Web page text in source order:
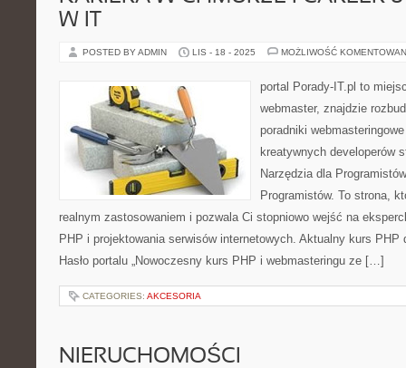
W IT
POSTED BY ADMIN LIS - 18 - 2025 MOŻLIWOŚĆ
portal Porady-IT.pl to
webmaster, znajdzie
poradniki
kreatywnych developerów
Narzędzia dla
Programistów. To strona,
realnym zastosowaniem i pozwala Ci stopniowo wejść na
PHP i projektowania serwisów internetowych. Aktualny kurs
Hasło portalu „Nowoczesny kurs PHP i webmasteringu ze […]
CATEGORIES: AKCESORIA
NIERUCHOMOŚCI